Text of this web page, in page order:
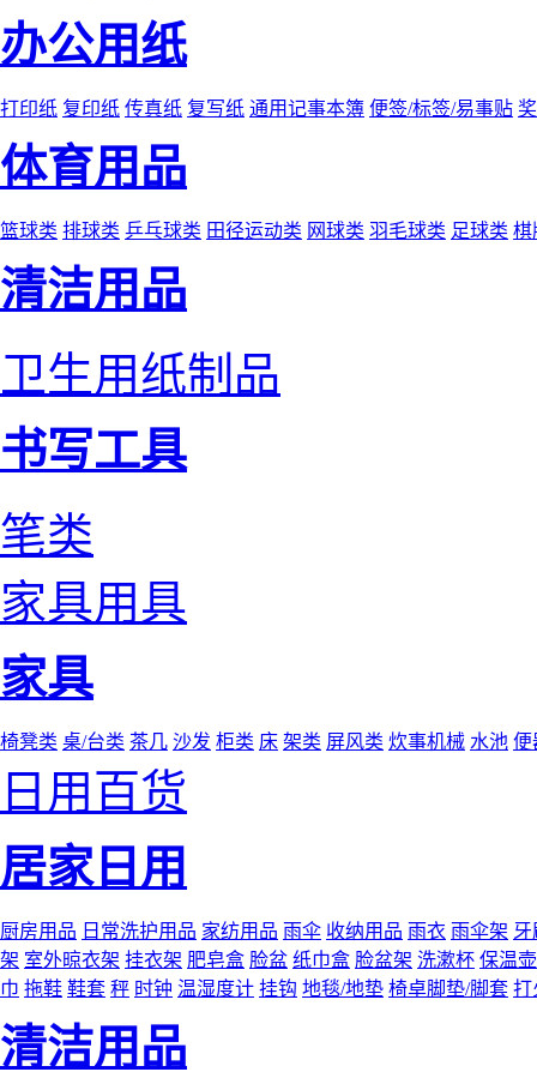
办公用纸
打印纸 复印纸 传真纸 复写纸 通用记事本簿 便签/标签/易事贴
体育用品
篮球类 排球类 乒乓球类 田径运动类 网球类 羽毛球类 足球类 棋
清洁用品
卫生用纸制品
书写工具
笔类
家具用具
家具
椅凳类 桌/台类 茶几 沙发 柜类 床 架类 屏风类 炊事机械 水池 便
日用百货
居家日用
厨房用品 日常洗护用品 家纺用品 雨伞 收纳用品 雨衣 雨伞架 牙
架 室外晾衣架 挂衣架 肥皂盒 脸盆 纸巾盒 脸盆架 洗漱杯 保温
巾 拖鞋 鞋套 秤 时钟 温湿度计 挂钩 地毯/地垫 椅卓脚垫/脚套 打
清洁用品